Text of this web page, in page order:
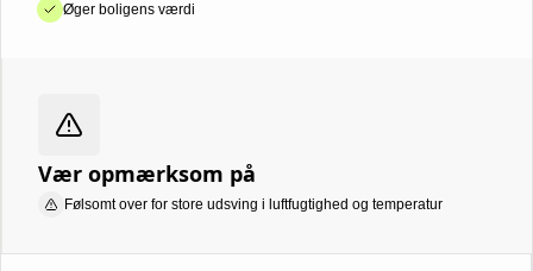
Øger boligens værdi
Vær opmærksom på
Følsomt over for store udsving i luftfugtighed og temperatur